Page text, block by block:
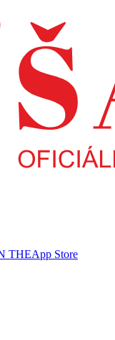
THEApp Store